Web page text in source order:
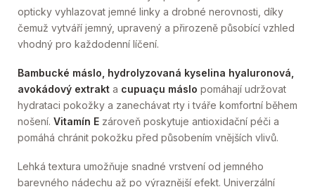
opticky vyhlazovat jemné linky a drobné nerovnosti, díky
čemuž vytváří jemný, upravený a přirozeně působící vzhled
vhodný pro každodenní líčení.
Bambucké máslo, hydrolyzovaná kyselina hyaluronová,
avokádový extrakt a cupuaçu máslo pomáhají udržovat
hydrataci pokožky a zanechávat rty i tváře komfortní během
nošení. Vitamín E zároveň poskytuje antioxidační péči a
pomáhá chránit pokožku před působením vnějších vlivů.
Lehká textura umožňuje snadné vrstvení od jemného
barevného nádechu až po výraznější efekt. Univerzální